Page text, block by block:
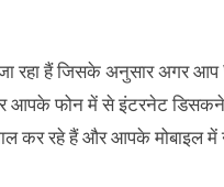
रहा हैं जिसके अनुसार अगर
आपके फोन में से इंटरनेट
रहे हैं और आपके मोबाइल में